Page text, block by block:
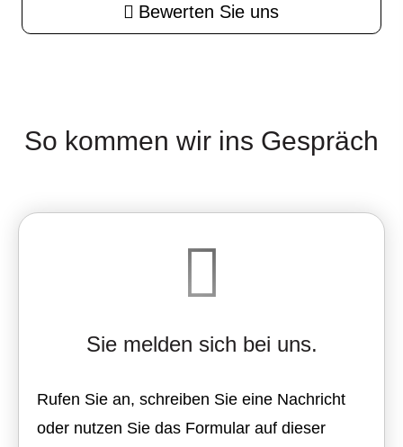
Bewerten Sie uns
So kommen wir ins Gespräch
Sie melden sich bei uns.
Rufen Sie an, schreiben Sie eine Nachricht
oder nutzen Sie das Formular auf dieser